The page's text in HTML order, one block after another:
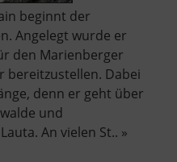
beginnt der
Angelegt wurde er
den Marienberger
bereitzustellen. Dabei
denn er geht über
und
An vielen St.. »